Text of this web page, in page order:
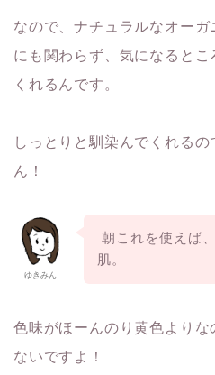
なので、ナチュラルなオー
にも関わらず、気になると
くれるんです。
しっとりと馴染んでくれる
ん！
ゆきみん
朝これを使えば
肌。
色味がほーんのり黄色よりな
ないですよ！